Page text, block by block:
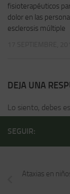
fisioterapéuticos
dolor en las
esclerosis múltiple
DEJA UNA
Lo siento, debes
SEGUIR:
Ataxias en